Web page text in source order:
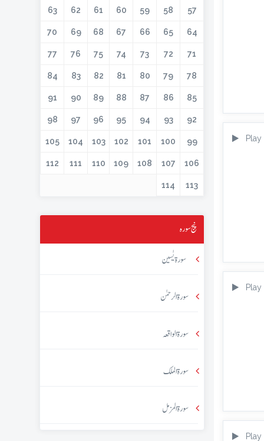
Play
Play
Play
57
58
59
60
61
62
63
64
65
66
67
68
69
70
71
72
73
74
75
76
77
78
79
80
81
82
83
84
85
86
87
88
89
90
91
92
93
94
95
96
97
98
99
100
101
102
103
104
105
106
107
108
109
110
111
112
113
114
پنج سورہ
سورۃ یٰسین
سورۃ الرحمٰن
سورۃ الواقعہ
سورۃ الملک
سورۃ المزمل